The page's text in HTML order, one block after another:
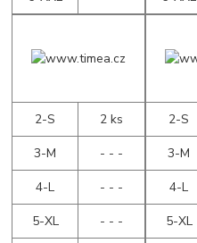
2-S
2 ks
3-M
- - -
4-L
- - -
5-XL
- - -
2-S
3-M
4-L
5-XL